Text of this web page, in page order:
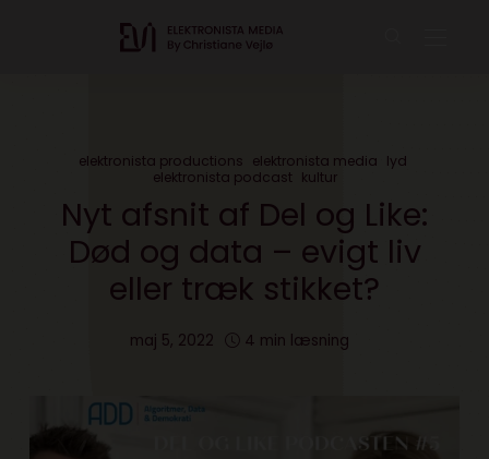
elektronista productions elektronista media lyd
elektronista podcast kultur
Nyt afsnit af Del og Like:
Død og data – evigt liv
eller træk stikket?
maj 5, 2022 4 min læsning